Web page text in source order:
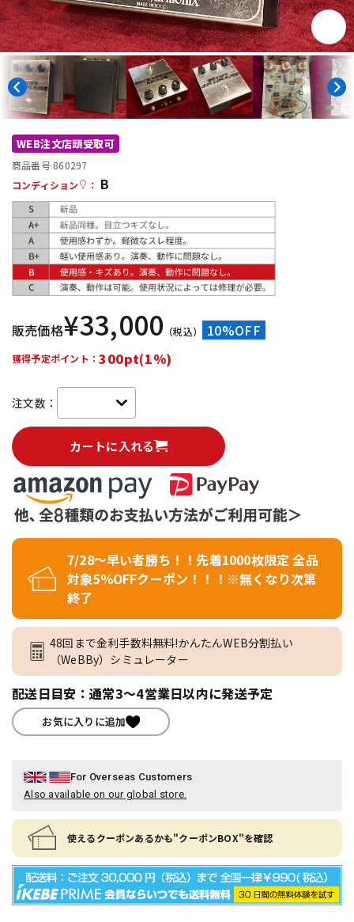
アンプ エフェクター
DTM
配信/ライブ機器
中古
WEB注文店頭受取可
商品番号 860297
コンディション
： B
販売価格¥33,000 （税込） 10%OFF
獲得予定ポイント：300pt(1%)
注文数：
カートに入れる
7/28～早い者勝ち！！先着1000枚限定 全品
対象5％OFFクーポン！！！※無くなり次第
終了
48回まで金利手数料無料!かんたんWEB分割払い
（WeBBy）シミュレーター
配送日目安：通常3～4営業日以内に発送予定
お気に入りに追加
For Overseas Customers
Also available on our global store.
使えるクーポンあるかも"クーポンBOX"を確認